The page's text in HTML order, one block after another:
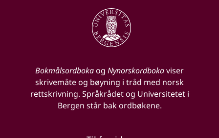
Bokmålsordbokaog Nynorskordbokaviser
skrivemåte og bøyning i tråd med norsk
rettskrivning. Språkrådet og Universitetet i
Bergen står bak ordbøkene.